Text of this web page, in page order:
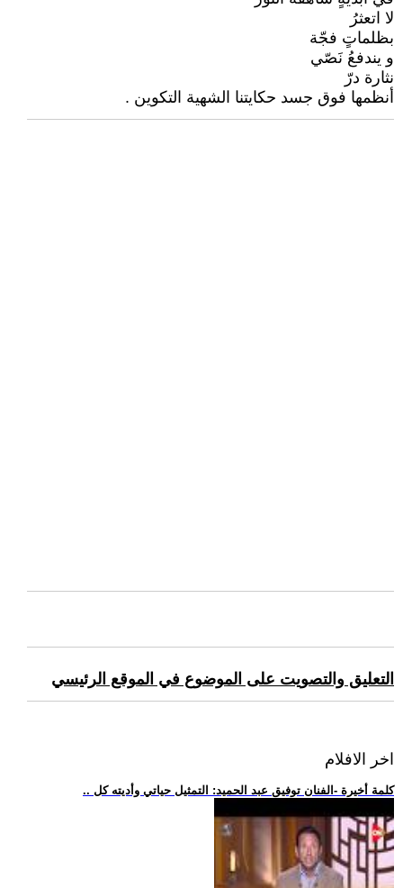
لا اتعثرُ
بظلماتٍ فجّة
و يندفعُ نَصّي
نثارة درّ
أنظمها فوق جسد حكايتنا الشهية التكوين .
التعليق والتصويت على الموضوع في الموقع الرئيسي
اخر الافلام
.. كلمة أخيرة -الفنان توفيق عبد الحميد: التمثيل حياتي وأديته كل